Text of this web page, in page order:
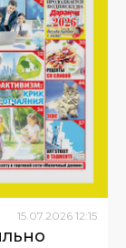
15.07.2026 12:15